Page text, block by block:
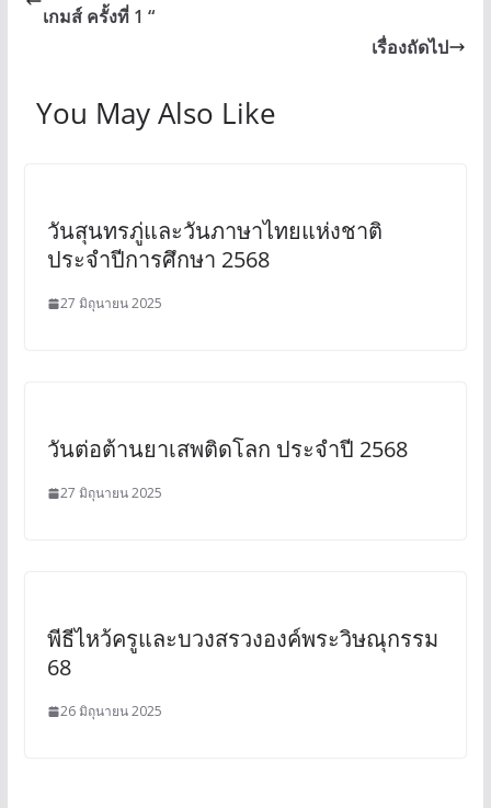
เกมส์ ครั้งที่ 1 “
เรื่องถัดไป
You May Also Like
วันสุนทรภู่และวันภาษาไทยแห่งชาติ
ประจำปีการศึกษา 2568
27 มิถุนายน 2025
วันต่อต้านยาเสพติดโลก ประจำปี 2568
27 มิถุนายน 2025
พีธีไหว้ครูและบวงสรวงองค์พระวิษณุกรรม
68
26 มิถุนายน 2025